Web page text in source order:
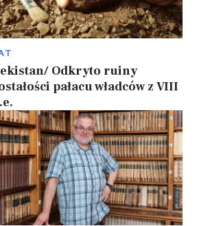
Odkryto ruiny
pałacu władców z VIII